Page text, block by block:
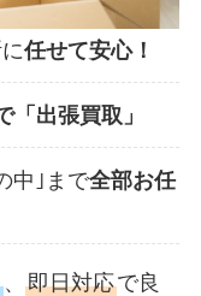
任せて安心！
「出張買取」
中｣まで全部お任
、 即日対応で良